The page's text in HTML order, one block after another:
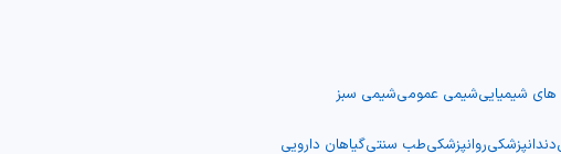
شیمیاییشیمی عمومیشیمی سبز
دندانپزشکیروانپزشکیطب سنتیگیاهان دارویی